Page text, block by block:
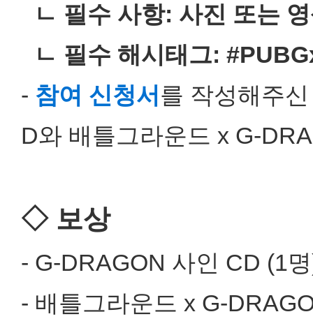
ㄴ 필수 사항: 사진 또는
ㄴ 필수 해시태그:
- 참여 신청서를 작성해주
D와 배틀그라운드 x G-
◇ 보상
- G-DRAGON 사인 CD (1
- 배틀그라운드 x G-